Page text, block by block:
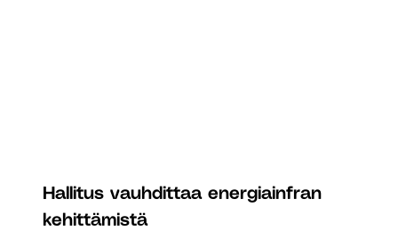
Hallitus vauhdittaa energiainfran
kehittämistä